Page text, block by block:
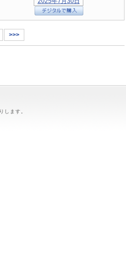
>>>
します。